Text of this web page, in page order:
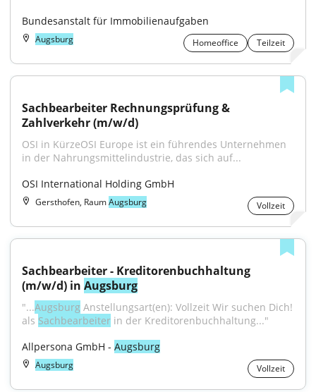
Bundesanstalt für Immobilienaufgaben
Augsburg Homeoffice Teilzeit
Sachbearbeiter Rechnungsprüfung &
Zahlverkehr (m/w/d)
OSI in KürzeOSI Europe ist ein führendes Unternehmen
in der Nahrungsmittelindustrie, das sich auf...
OSI International Holding GmbH
Gersthofen, RaumAugsburg Vollzeit
Sachbearbeiter - Kreditorenbuchhaltung
(m/w/d) in Augsburg
"...Augsburg Anstellungsart(en): Vollzeit Wir suchen Dich!
als Sachbearbeiter in der Kreditorenbuchhaltung..."
Allpersona GmbH - Augsburg
Augsburg Vollzeit